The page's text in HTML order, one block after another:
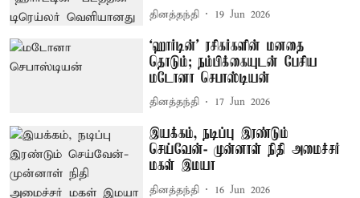
தினத்தந்தி 19 Jun 2026
‘ஹார்டின்’ ரசிகர்களின் மனதை
தொடும்; நம்பிக்கையுடன் பேசிய
மடோனா செபாஸ்டியன்
தினத்தந்தி 17 Jun 2026
இயக்கம், நடிப்பு இரண்டும்
செய்வேன்- முன்னாள் நிதி அமைச்சர்
மகள் இமயா
தினத்தந்தி 16 Jun 2026